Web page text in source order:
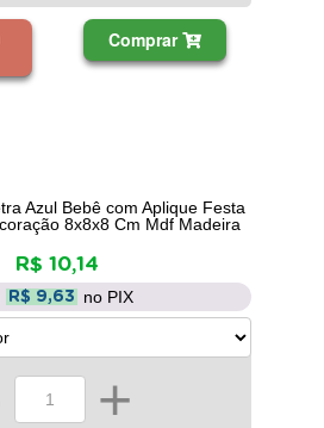
Comprar
Azul Bebê com Aplique Festa
8x8x8 Cm Mdf Madeira
R$ 10,14
R$ 9,63 no PIX
+